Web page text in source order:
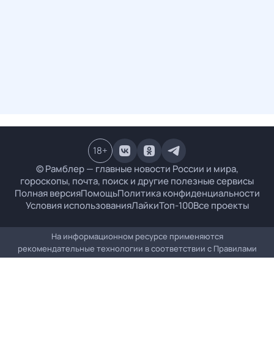
© Рамблер — главные новости России и мира,
гороскопы, почта, поиск и другие полезные сервисы
Полная версияПомощьПолитика конфиденциальности
Условия использованияЛайкиТоп-100Все проекты
18+
На информационном ресурсе применяются
рекомендательные технологии в соответствии с Правилами